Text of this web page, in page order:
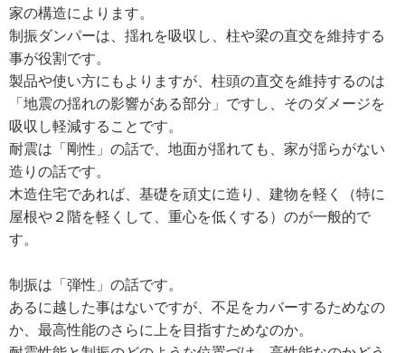
家の構造によります。
制振ダンパーは、揺れを吸収し、柱や梁の直交を維持する
事が役割です。
製品や使い方にもよりますが、柱頭の直交を維持するのは
「地震の揺れの影響がある部分」ですし、そのダメージを
吸収し軽減することです。
耐震は「剛性」の話で、地面が揺れても、家が揺らがない
造りの話です。
木造住宅であれば、基礎を頑丈に造り、建物を軽く（特に
屋根や２階を軽くして、重心を低くする）のが一般的で
す。
制振は「弾性」の話です。
あるに越した事はないですが、不足をカバーするためなの
か、最高性能のさらに上を目指すためなのか。